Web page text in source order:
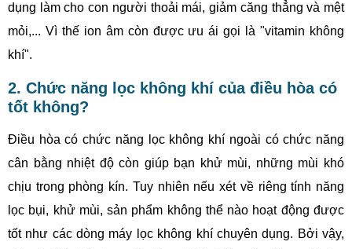
dụng làm cho con người thoải mái, giảm căng thẳng và mệt
mỏi,... Vì thế ion âm còn được ưu ái gọi là "vitamin không
khí".
2. Chức năng lọc không khí của điều hòa có
tốt không?
Điều hòa có chức năng lọc không khí ngoài có chức năng
cân bằng nhiệt độ còn giúp bạn khử mùi, những mùi khó
chịu trong phòng kín. Tuy nhiên nếu xét về riêng tính năng
lọc bụi, khử mùi, sản phẩm không thể nào hoạt động được
tốt như các dòng máy lọc không khí chuyên dụng. Bởi vậy,